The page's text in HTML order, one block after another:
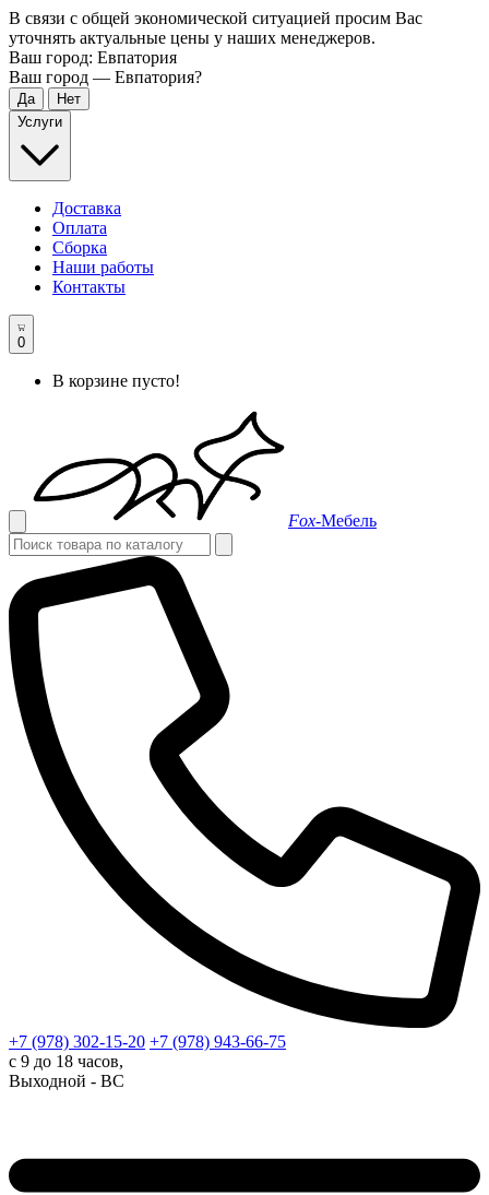
В связи с общей экономической ситуацией просим Вас
уточнять актуальные цены у наших менеджеров.
Ваш город: Евпатория
Ваш город — Евпатория?
Услуги
Доставка
Оплата
Сборка
Наши работы
Контакты
0
В корзине пусто!
Fox-Мебель
+7 (978) 302-15-20 +7 (978) 943-66-75
с 9 до 18 часов,
Выходной - ВС